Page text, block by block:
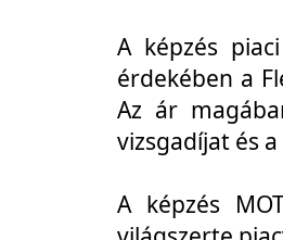
A képzés
érdekében a
Az ár
vizsgadíjat és
A képzés